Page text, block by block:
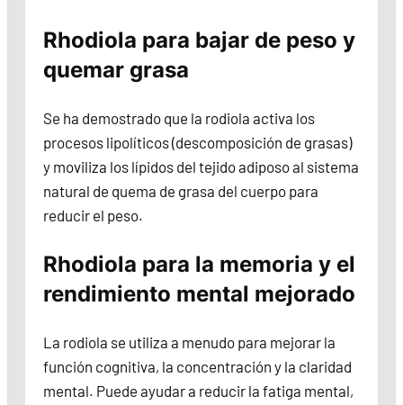
Rhodiola para bajar de peso y
quemar grasa
Se ha demostrado que la rodiola activa los
procesos lipolíticos (descomposición de grasas)
y moviliza los lípidos del tejido adiposo al sistema
natural de quema de grasa del cuerpo para
reducir el peso.
Rhodiola para la memoria y el
rendimiento mental mejorado
La rodiola se utiliza a menudo para mejorar la
función cognitiva, la concentración y la claridad
mental. Puede ayudar a reducir la fatiga mental,